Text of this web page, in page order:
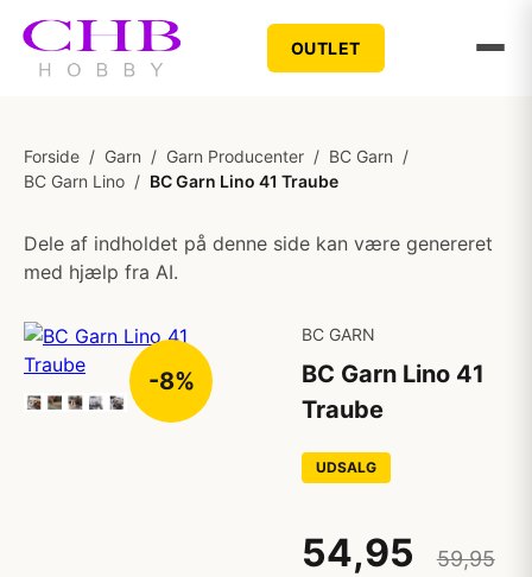
OUTLET
Forside / Garn / Garn Producenter / BC Garn /
BC Garn Lino / BC Garn Lino 41 Traube
Dele af indholdet på denne side kan være genereret
med hjælp fra AI.
-8%
BC GARN
BC Garn Lino 41
Traube
UDSALG
54,95
59,95